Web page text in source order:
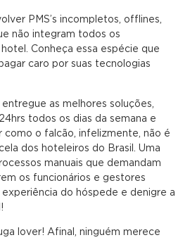
PMS’s incompletos, offlines,
não integram todos os
Conheça essa espécie que
caro por suas tecnologias
as melhores soluções,
todos os dias da semana e
como o falcão, infelizmente, não é
dos hoteleiros do Brasil. Uma
manuais que demandam
os funcionários e gestores
do hóspede e denigre a
lover! Afinal, ninguém merece